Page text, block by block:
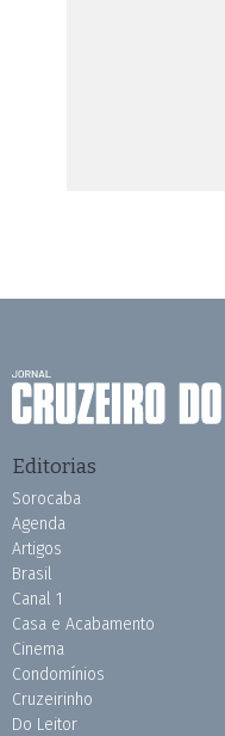
Editorias
Sorocaba
Agenda
Artigos
Brasil
Canal 1
Casa e Acabamento
Cinema
Condomínios
Cruzeirinho
Do Leitor